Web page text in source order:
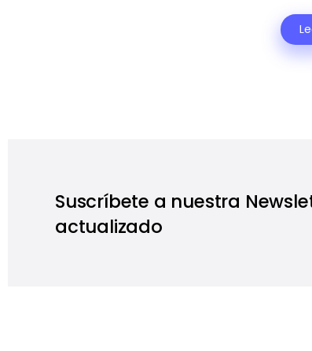
Suscríbete a nuestra
actualizado